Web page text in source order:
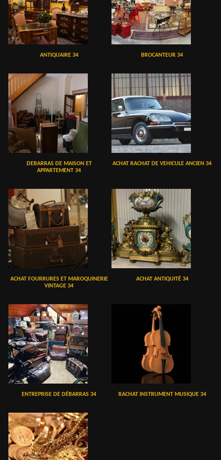
ANTIQUAIRE 34 BROCANTEUR 34
DEBARRAS DE MAISON ET
APPARTEMENT 34
ACHAT RACHAT DE VEHICULE ANCIEN 34
ACHAT FOURRURES ET MAROQUINERIE
VINTAGE 34
ACHAT ANTIQUITÉ 34
ENTREPRISE DE DÉBARRAS 34 RACHAT INSTRUMENT MUSIQUE 34